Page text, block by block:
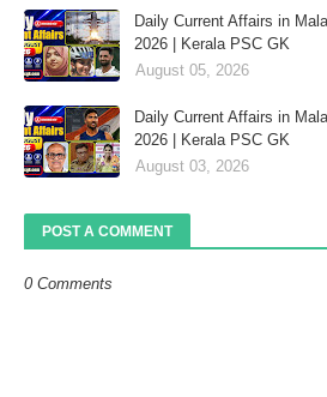
Daily Current Affairs in
2026 | Kerala PSC GK
August 05, 2026
Daily Current Affairs in
2026 | Kerala PSC GK
August 03, 2026
POST A COMMENT
0 Comments